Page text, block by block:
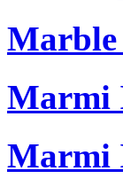
Marble
Marmi
Marmi